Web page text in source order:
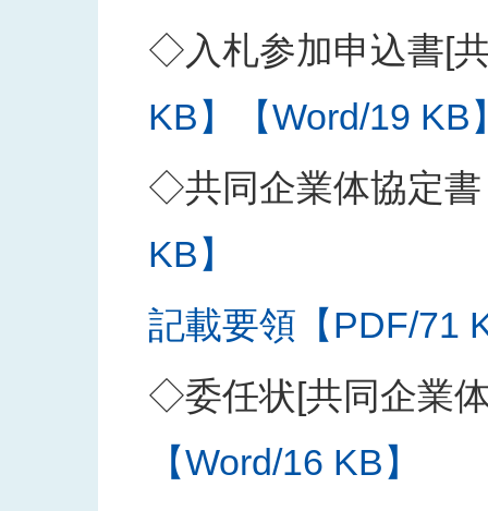
◇入札参加申込書[
KB】
【Word/19 KB
◇共同企業体協定書
KB】
記載要領【PDF/71
◇委任状[共同企業
【Word/16 KB】